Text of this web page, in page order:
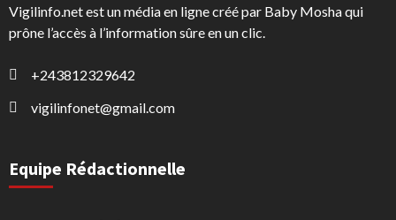
Vigilinfo.net est un média en ligne créé par Baby Mosha qui
prône l’accès à l’information sûre en un clic.
+243812329642
vigilinfonet@gmail.com
Equipe Rédactionnelle